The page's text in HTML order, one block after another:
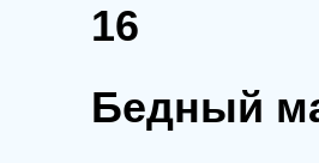
16
Бедный